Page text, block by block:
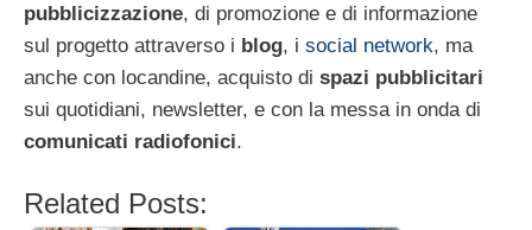
pubblicizzazione, di promozione e di informazione
sul progetto attraverso i blog, i social network, ma
anche con locandine, acquisto di spazi pubblicitari
sui quotidiani, newsletter, e con la messa in onda di
comunicati radiofonici.
Related Posts: